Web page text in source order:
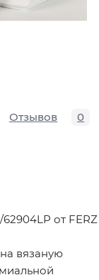
Отзывов 0
от FERZ
вязаную